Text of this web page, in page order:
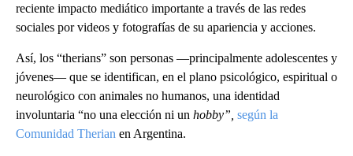
reciente impacto mediático importante a través de las redes
sociales por videos y fotografías de su apariencia y acciones.
Así, los “therians” son personas —principalmente adolescentes y
jóvenes— que se identifican, en el plano psicológico, espiritual o
neurológico con animales no humanos, una identidad
involuntaria “no una elección ni un hobby”, según la
Comunidad Therian en Argentina.